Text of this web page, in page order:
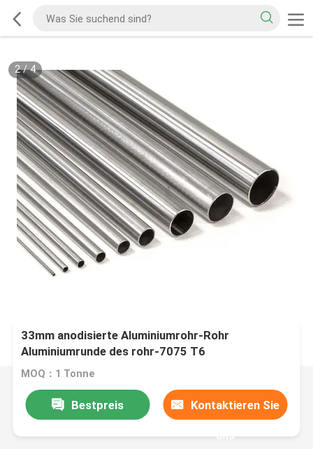
2/4
33mm anodisierte Aluminiumrohr-Rohr
Aluminiumrunde des rohr-7075 T6
MOQ：1 Tonne
Bestpreis Kontaktieren Sie
uns